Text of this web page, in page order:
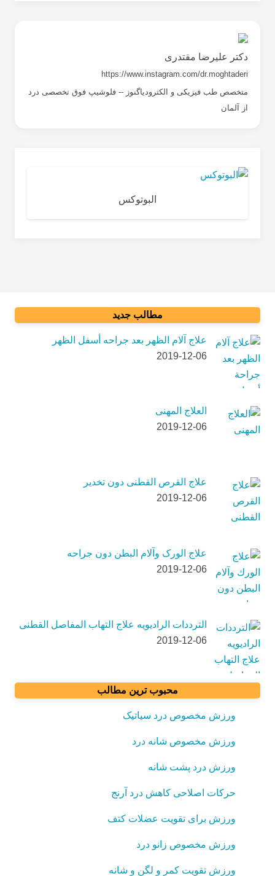
دکتر علیرضا مقتدری
https://www.instagram.com/dr.moghtaderi
متخصص طب فیزیکی و الکترودیاگنوز -- فلوشیپ فوق تخصصی درد
از آلمان
البوتوکس
مطالب جدید
علاج آلام الظهر بعد جراحه أسفل الظهر
2019-12-06
العلاج المهنی
2019-12-06
علاج القرص القطنی دون تخدیر
2019-12-06
علاج الورک وآلام البطن دون جراحه
2019-12-06
الترددات الرادیویه علاج التهاب المفاصل القطنی
2019-12-06
محبوب ترین مطالب
ورزش مخصوص درد سیاتیک
ورزش مخصوص شانه درد
ورزش درد پشت شانه
حرکات اصلاحی کاهش درد آرنج
ورزش برای تقویت عضلات کتف
ورزش مخصوص زانو درد
ورزش تقویت کمر و لگن و شانه